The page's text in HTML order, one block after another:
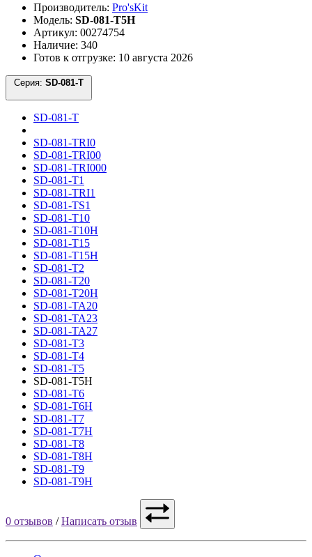
Производитель: Pro'sKit
Модель: SD-081-T5H
Артикул: 00274754
Наличие: 340
Готов к отгрузке: 10 августа 2026
Серия:
SD-081-T
SD-081-TRI0
SD-081-TRI00
SD-081-TRI000
SD-081-T1
SD-081-TRI1
SD-081-TS1
SD-081-T10
SD-081-T10H
SD-081-T15
SD-081-T15H
SD-081-T2
SD-081-T20
SD-081-T20H
SD-081-TA20
SD-081-TA23
SD-081-TA27
SD-081-T3
SD-081-T4
SD-081-T5
SD-081-T5H
SD-081-T6
SD-081-T6H
SD-081-T7
SD-081-T7H
SD-081-T8
SD-081-T8H
SD-081-T9
SD-081-T9H
0 отзывов /Написать отзыв